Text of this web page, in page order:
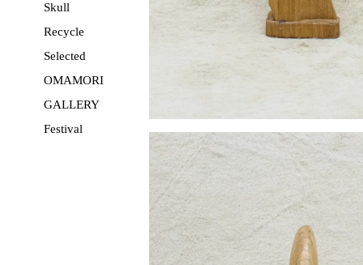
Skull
Recycle
Selected
OMAMORI
GALLERY
Festival